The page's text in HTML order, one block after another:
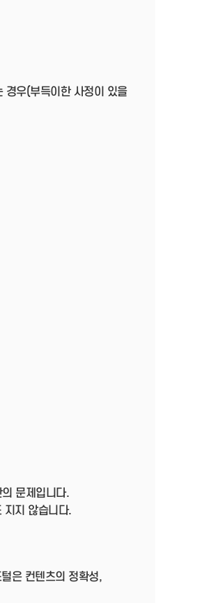
경우(부득이한 사정이 있을
문제입니다.
지지 않습니다.
은 컨텐츠의 정확성,